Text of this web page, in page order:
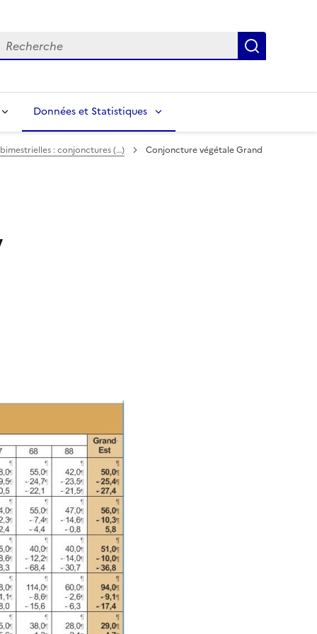
Données et Statistiques
: conjonctures (…) Conjoncture végétale Grand